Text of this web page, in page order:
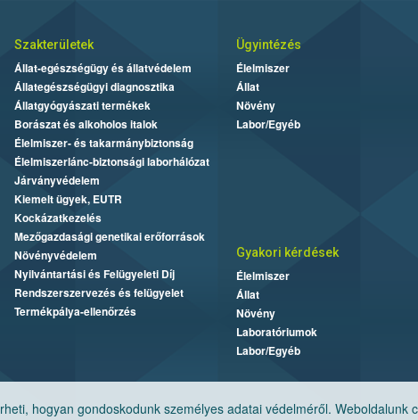
hogyan gondoskodunk személyes adatai védelméről. Weboldalunk
Szakterületek
Állat-egészségügy és állatvédelem
Állategészségügyi diagnosztika
Állatgyógyászati termékek
Borászat és alkoholos italok
Élelmiszer- és takarmánybiztonság
Élelmiszerlánc-biztonsági laborhálózat
Járványvédelem
Kiemelt ügyek, EUTR
Kockázatkezelés
Mezőgazdasági genetikai erőforrások
Növényvédelem
Nyilvántartási és Felügyeleti Díj
Rendszerszervezés és felügyelet
Termékpálya-ellenőrzés
Ügyintézés
Élelmiszer
Állat
Növény
Labor/Egyéb
Gyakori kérdések
Élelmiszer
Állat
Növény
Laboratóriumok
Labor/Egyéb